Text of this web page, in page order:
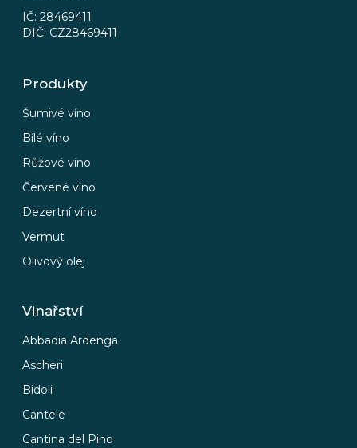
IČ: 28469411
DIČ: CZ28469411
Produkty
Šumivé víno
Bílé víno
Růžové víno
Červené víno
Dezertní víno
Vermut
Olivový olej
Vinařství
Abbadia Ardenga
Ascheri
Bidoli
Cantele
Cantina del Pino